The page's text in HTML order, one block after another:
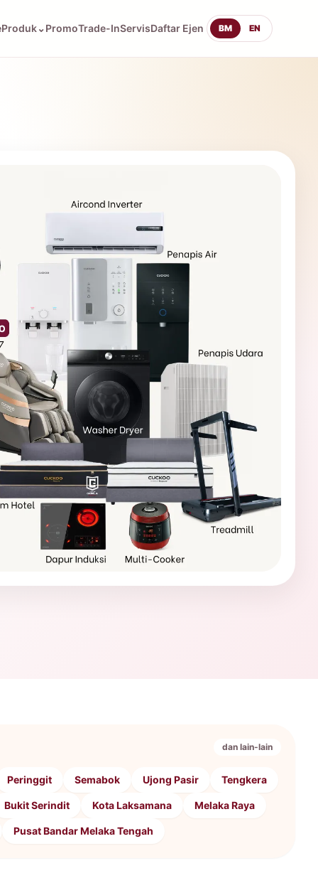
Produk⌄PromoTrade-InServisDaftar Ejen BM EN
dan lain-lain
Peringgit Semabok Ujong Pasir Tengkera
Bukit Serindit Kota Laksamana Melaka Raya
Pusat Bandar Melaka Tengah